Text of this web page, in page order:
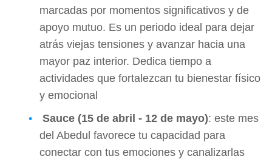
marcadas por momentos significativos y de
apoyo mutuo. Es un periodo ideal para dejar
atrás viejas tensiones y avanzar hacia una
mayor paz interior. Dedica tiempo a
actividades que fortalezcan tu bienestar físico
y emocional
Sauce (15 de abril - 12 de mayo): este mes
del Abedul favorece tu capacidad para
conectar con tus emociones y canalizarlas